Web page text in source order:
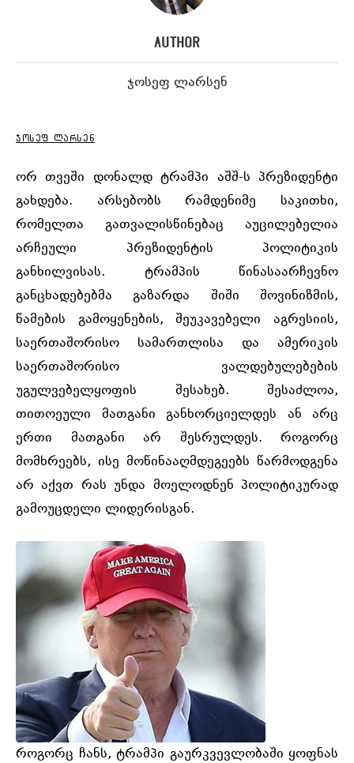
Author
ჯოსეფ ლარსენ
ჯოსეფ ლარსენ
ორ თვეში დონალდ ტრამპი აშშ-ს პრეზიდენტი
გახდება. არსებობს რამდენიმე საკითხი,
რომელთა გათვალისწინებაც აუცილებელია
არჩეული პრეზიდენტის პოლიტიკის
განხილვისას. ტრამპის წინასაარჩევნო
განცხადებებმა გაზარდა შიში შოვინიზმის,
წამების გამოყენების, შეუკავებელი აგრესიის,
საერთაშორისო სამართლისა და ამერიკის
საერთაშორისო ვალდებულებების
უგულვებელყოფის შესახებ. შესაძლოა,
თითოეული მათგანი განხორციელდეს ან არც
ერთი მათგანი არ შესრულდეს. როგორც
მომხრეებს, ისე მოწინააღმდეგეებს წარმოდგენა
არ აქვთ რას უნდა მოელოდნენ პოლიტიკურად
გამოუცდელი ლიდერისგან.
როგორც ჩანს, ტრამპი გაურკვევლობაში ყოფნას